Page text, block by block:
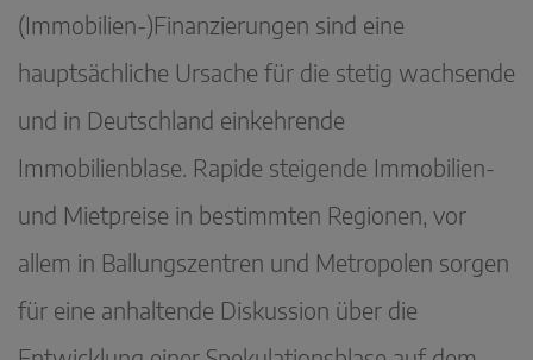
(Immobilien-)Finanzierungen sind eine
hauptsächliche Ursache für die stetig wachsende
und in Deutschland einkehrende
Immobilienblase. Rapide steigende Immobilien-
und Mietpreise in bestimmten Regionen, vor
allem in Ballungszentren und Metropolen sorgen
für eine anhaltende Diskussion über die